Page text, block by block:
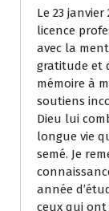
Le 23
licence
avec la
gratitude et
mémoire à
soutiens
Dieu lui
longue vie
semé. Je
année
ceux qui